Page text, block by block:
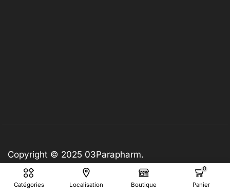
Catégories Localisation Boutique
0
Panier
Copyright © 2025 03Parapharm.